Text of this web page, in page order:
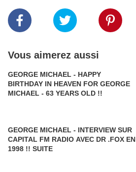
Vous aimerez aussi
GEORGE MICHAEL - HAPPY
BIRTHDAY IN HEAVEN FOR GEORGE
MICHAEL - 63 YEARS OLD !!
GEORGE MICHAEL - INTERVIEW SUR
CAPITAL FM RADIO AVEC DR .FOX EN
1998 !! SUITE